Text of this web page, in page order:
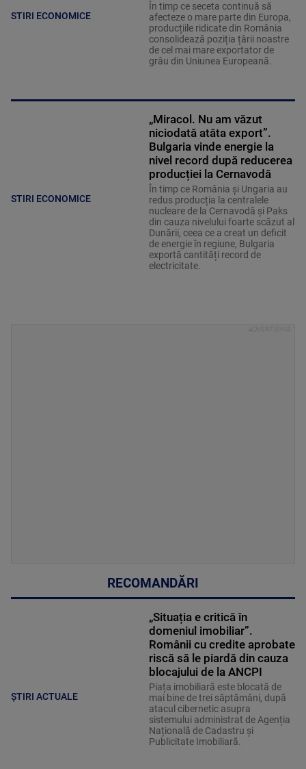
STIRI ECONOMICE
În timp ce seceta continuă să
afecteze o mare parte din Europa,
producțiile ridicate din România
consolidează poziția țării noastre
de cel mai mare exportator de
grâu din Uniunea Europeană.
STIRI ECONOMICE
„Miracol. Nu am văzut
niciodată atâta export”.
Bulgaria vinde energie la
nivel record după reducerea
producției la Cernavodă
În timp ce România și Ungaria au
redus producția la centralele
nucleare de la Cernavodă și Paks
din cauza nivelului foarte scăzut al
Dunării, ceea ce a creat un deficit
de energie în regiune, Bulgaria
exportă cantități record de
electricitate.
RECOMANDĂRI
ȘTIRI ACTUALE
„Situația e critică în
domeniul imobiliar”.
Românii cu credite aprobate
riscă să le piardă din cauza
blocajului de la ANCPI
Piața imobiliară este blocată de
mai bine de trei săptămâni, după
atacul cibernetic asupra
sistemului administrat de Agenția
Națională de Cadastru și
Publicitate Imobiliară.